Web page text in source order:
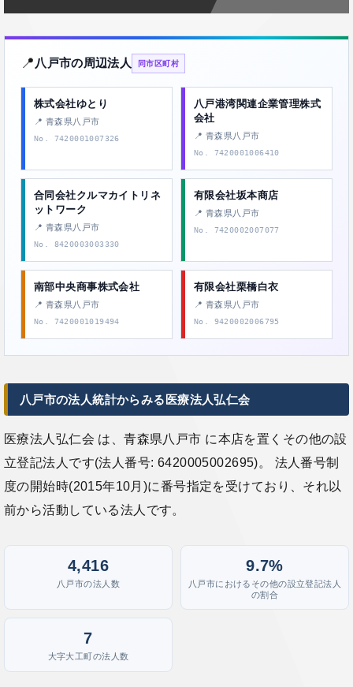
📍八戸市の周辺法人 同市区町村
株式会社ゆとり
📍 青森県八戸市
No. 7420001007326
八戸港湾関連企業管理株式
会社
📍 青森県八戸市
No. 7420001006410
合同会社クルマカイトリネ
ットワーク
📍 青森県八戸市
No. 8420003003330
有限会社坂本商店
📍 青森県八戸市
No. 7420002007077
南部中央商事株式会社
📍 青森県八戸市
No. 7420001019494
有限会社栗橋白衣
📍 青森県八戸市
No. 9420002006795
八戸市の法人統計からみる医療法人弘仁会
医療法人弘仁会 は、青森県八戸市 に本店を置くその他の設
立登記法人です(法人番号: 6420005002695)。 法人番号制
度の開始時(2015年10月)に番号指定を受けており、それ以
前から活動している法人です。
4,416
八戸市の法人数
9.7%
八戸市におけるその他の設立登記法人
の割合
7
大字大工町の法人数